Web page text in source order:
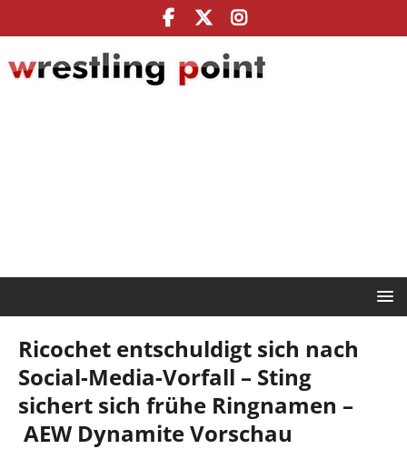
Ricochet entschuldigt sich nach
Social-Media-Vorfall – Sting
sichert sich frühe Ringnamen –
AEW Dynamite Vorschau